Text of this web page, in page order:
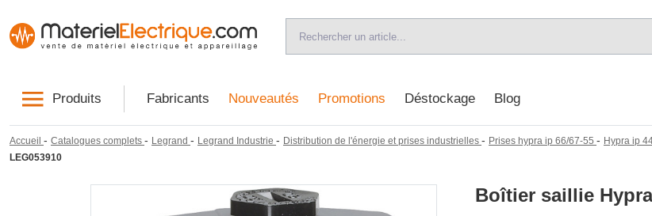
Produits Fabricants Nouveautés Promotions Déstockage Blog
Accueil - Catalogues complets - Legrand - Legrand Industrie - Distribution de l'énergie et prises industrielles - Prises hypra ip 66/67-55 - Hypra ip
LEG053910
Boîtier saillie